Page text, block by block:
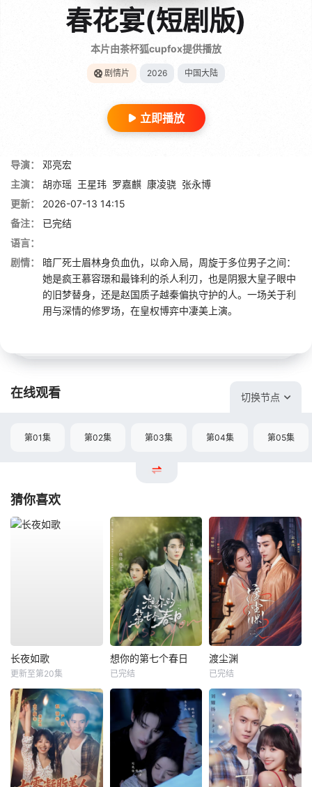
春花宴(短剧版)
本片由茶杯狐cupfox提供播放
剧情片 2026 中国大陆
立即播放
导演：
邓亮宏
主演：
胡亦瑶 王星玮 罗嘉麒 康凌骁 张永博
更新：
2026-07-13 14:15
备注：
已完结
语言：
剧情：
暗厂死士眉林身负血仇，以命入局，周旋于多位男子之间：
她是疯王慕容璟和最锋利的杀人利刃，也是阴狠大皇子眼中
的旧梦替身，还是赵国质子越秦偏执守护的人。一场关于利
用与深情的修罗场，在皇权博弈中凄美上演。
在线观看 切换节点
第01集 第02集 第03集 第04集 第05集
猜你喜欢
长夜如歌
更新至第20集
想你的第七个春日
已完结
渡尘渊
已完结